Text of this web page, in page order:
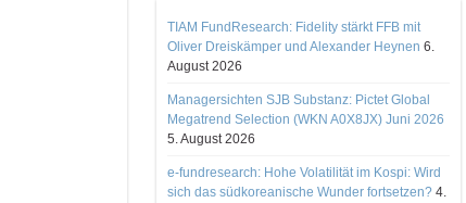
TIAM FundResearch: Fidelity stärkt FFB mit
Oliver Dreiskämper und Alexander Heynen 6.
August 2026
Managersichten SJB Substanz: Pictet Global
Megatrend Selection (WKN A0X8JX) Juni 2026
5. August 2026
e-fundresearch: Hohe Volatilität im Kospi: Wird
sich das südkoreanische Wunder fortsetzen? 4.